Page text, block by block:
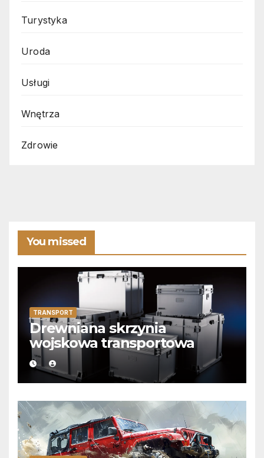
Turystyka
Uroda
Usługi
Wnętrza
Zdrowie
You missed
TRANSPORT
Drewniana skrzynia
wojskowa transportowa